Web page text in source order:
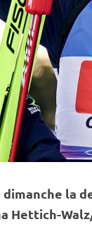
la
Hettich-